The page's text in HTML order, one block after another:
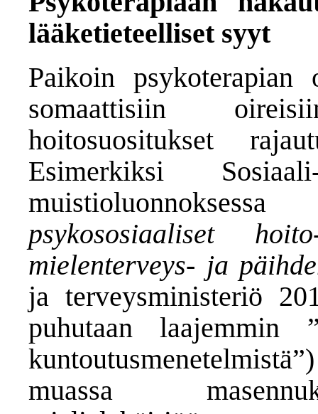
lääketieteelliset syyt
Paikoin
somaattisiin
hoitosuositukset
Esimerkiksi
psykososiaaliset
mielenterveys- ja
ja terveysministeriö
puhutaan laajemmin
muassa